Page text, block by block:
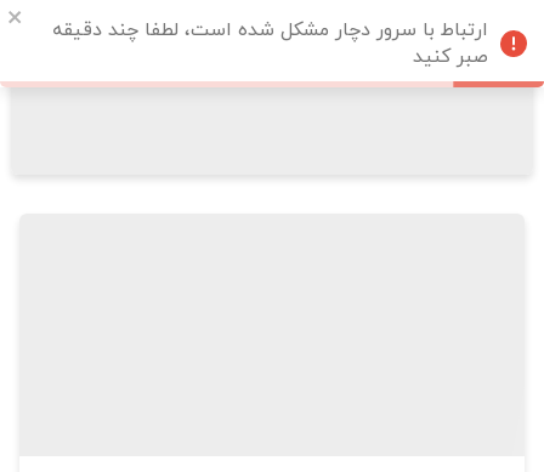
ارتباط با سرور دچار مشکل شده است، لطفا چند دقیقه
صبر کنید